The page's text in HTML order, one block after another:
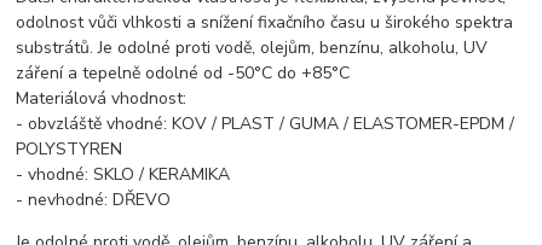
odolnost vůči vlhkosti a snížení fixačního času u širokého spektra
substrátů. Je odolné proti vodě, olejům, benzínu, alkoholu, UV
záření a tepelně odolné od -50°C do +85°C
Materiálová vhodnost:
- obvzláště vhodné: KOV / PLAST / GUMA / ELASTOMER-EPDM /
POLYSTYREN
- vhodné: SKLO / KERAMIKA
- nevhodné: DŘEVO